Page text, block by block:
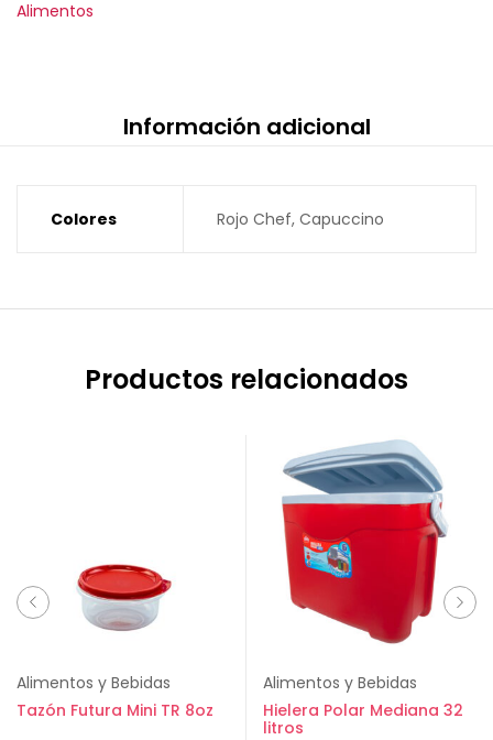
Alimentos
Información adicional
Colores Rojo Chef, Capuccino
Productos relacionados
Alimentos y Bebidas
Tazón Futura Mini TR 8oz
Alimentos y Bebidas
Hielera Polar Mediana 32
litros